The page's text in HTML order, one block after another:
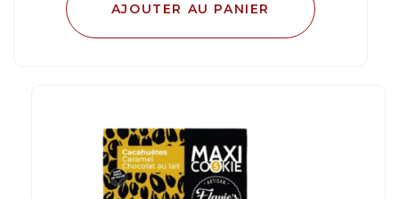
AJOUTER AU PANIER